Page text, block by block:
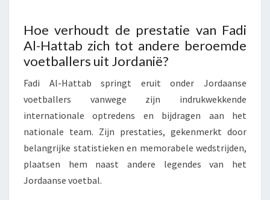
Hoe verhoudt de prestatie van Fadi
Al-Hattab zich tot andere beroemde
voetballers uit Jordanië?
Fadi Al-Hattab springt eruit onder Jordaanse
voetballers vanwege zijn indrukwekkende
internationale optredens en bijdragen aan het
nationale team. Zijn prestaties, gekenmerkt door
belangrijke statistieken en memorabele wedstrijden,
plaatsen hem naast andere legendes van het
Jordaanse voetbal.